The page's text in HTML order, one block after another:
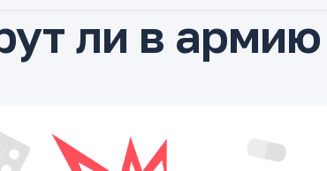
ли в